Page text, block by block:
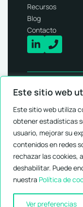
Este sitio web
Este sitio web utiliza
obtener estadísticas
usuario, mejorar su
contenidos en redes
rechazar las cookies,
deshabilitar. Puede
nuestra Política de
Ver preferencias
Recursos
Blog
Contacto